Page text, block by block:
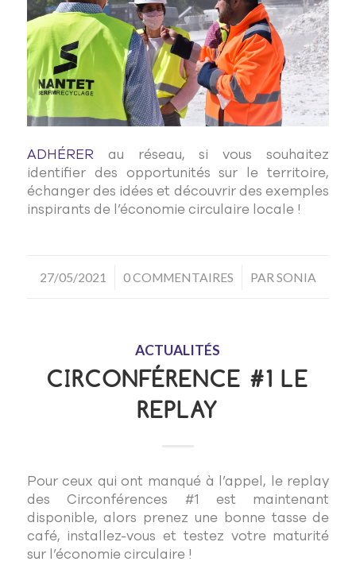
ADHÉRERau réseau, si vous souhaitez
identifier des opportunités sur le territoire,
échanger des idées et découvrir des exemples
inspirants de l’économie circulaire locale !
27/05/2021
/ 0 COMMENTAIRES
/ PAR SONIA
ACTUALITÉS
CIRCONFÉRENCE #1 LE
REPLAY
Pour ceux qui ont manqué à l’appel, le replay
des Circonférences #1 est maintenant
disponible, alors prenez une bonne tasse de
café, installez-vous et testez votre maturité
sur l’économie circulaire !